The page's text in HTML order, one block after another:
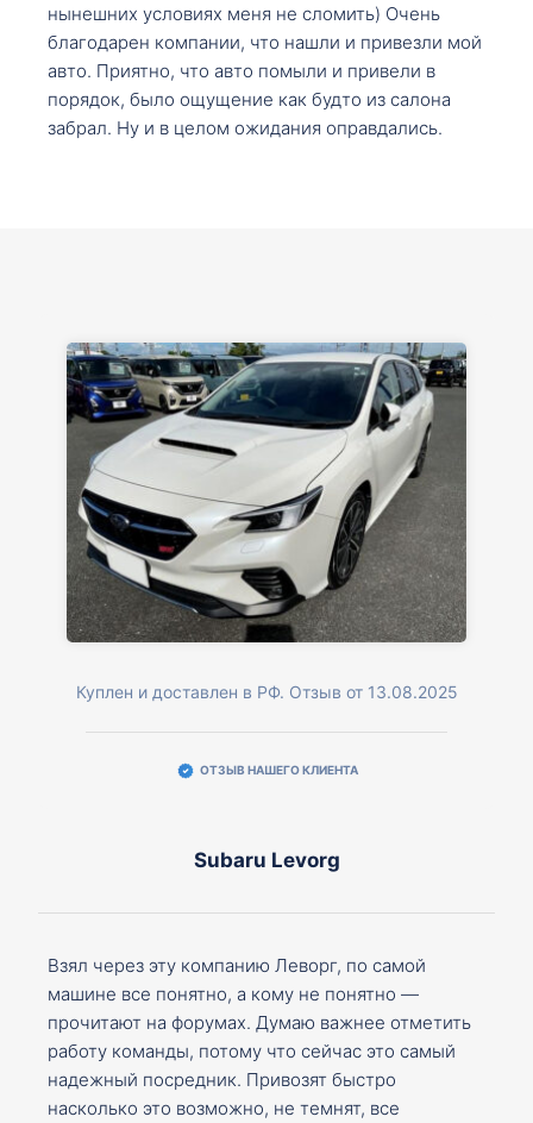
нынешних условиях меня не сломить) Очень
благодарен компании, что нашли и привезли мой
авто. Приятно, что авто помыли и привели в
порядок, было ощущение как будто из салона
забрал. Ну и в целом ожидания оправдались.
Куплен и доставлен в РФ. Отзыв от 13.08.2025
ОТЗЫВ НАШЕГО КЛИЕНТА
Subaru Levorg
Взял через эту компанию Леворг, по самой
машине все понятно, а кому не понятно —
прочитают на форумах. Думаю важнее отметить
работу команды, потому что сейчас это самый
надежный посредник. Привозят быстро
насколько это возможно, не темнят, все